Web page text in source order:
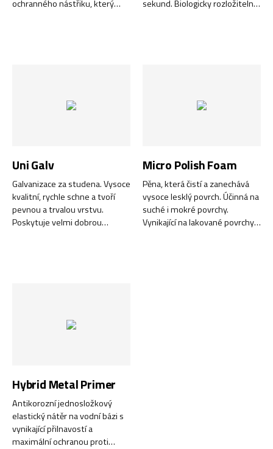
ochranného nástřiku, který
vynikající zvukovou izolaci.
sekund. Biologicky rozložitelný.
Uni Galv
Galvanizace za studena. Vysoce
kvalitní, rychle schne a tvoří
pevnou a trvalou vrstvu.
Poskytuje velmi dobrou
Micro Polish Foam
Pěna, která čistí a zanechává
vysoce lesklý povrch. Účinná na
suché i mokré povrchy.
Vynikající na lakované povrchy,
Hybrid Metal Primer
Antikorozní jednosložkový
elastický nátěr na vodní bázi s
vynikající přilnavostí a
maximální ochranou proti